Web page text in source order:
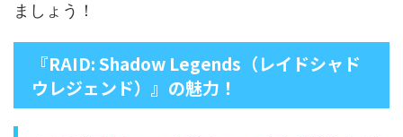
ましょう！
『RAID: Shadow Legends（レイドシャド
ウレジェンド）』の魅力！